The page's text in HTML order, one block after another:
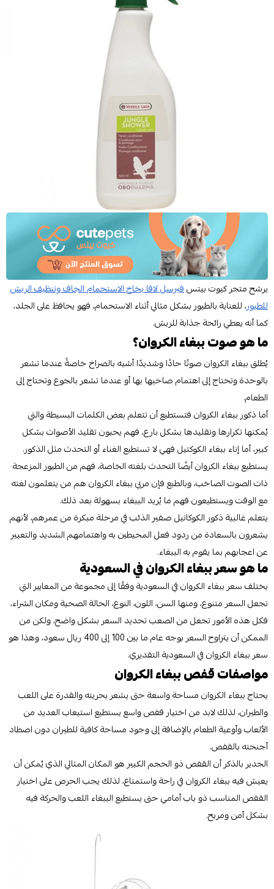
يرشح متجر كيوت بيتسفيرسل لاقا بخاخ الاستحمام الجاف وتنظيف الريش
للطيور، للعناية بالطيور بشكل مثالي أثناء الاستحمام، فهو يحافظ على الجلد،
كما أنه يعطي رائحة جذابة للريش.
ما هو صوت ببغاء الكروان؟
يُطلق ببغاء الكروان صوتًا حادًا وشديدًا أشبه بالصراخ خاصةً عندما تشعر
بالوحدة وتحتاج إلى اهتمام صاحبها بها أو عندما تشعر بالجوع وتحتاج إلى
الطعام.
أما ذكور ببغاء الكروان فتستطيع أن تتعلم بعض الكلمات البسيطة والتي
يُمكنها تكرارها وتقليدها بشكل بارع، فهم يحبون تقليد الأصوات بشكل
كبير، أما إناء ببغاء الكوكتيل فهي لا تستطيع الغناء أو التحدث مثل الذكور.
يستطيع ببغاء الكروان أيضًا التحدث بلغته الخاصة، فهم من الطيور المزعجة
ذات الصوت الصاخب، وبالطبع فإن مربي ببغاء الكروان هم من يتعلمون لغته
مع الوقت ويستطيعون فهم ما يُريد الببغاء بسهولة بعد ذلك.
يتعلم غالبية ذكور الكوكاتيل صفير الذئب في مرحلة مبكرة من عمرهم، لأنهم
يشعرون بالسعادة من ردود فعل المحيطين به واهتمامهم الشديد والتعبير
عن اعجابهم بما يقوم به الببغاء.
ما هو سعر ببغاء الكروان في السعودية
يختلف سعر ببغاء الكروان في السعودية وفقًا إلى مجموعة من المعايير التي
تجعل السعر متنوع، ومنها السن، اللون، النوع، الحالة الصحية ومكان الشراء،
فكل هذه الأمور تجعل من الصعب تحديد السعر بشكل واضح، ولكن من
الممكن أن يتراوح السعر بوجه عام ما بين 100 إلى 400 ريال سعود، وهذا هو
سعر ببغاء الكروان في السعودية التقديري.
مواصفات قفص ببغاء الكروان
يحتاج ببغاء الكروان مساحة واسعة حتى يشعر بحريته والقدرة على اللعب
والطيران، لذلك لابد من اختيار قفص واسع يستطيع استيعاب العديد من
الألعاب وأوعية الطعام بالإضافة إلى وجود مساحة كافية للطيران دون اصطاد
أجنحته بالقفص.
الجدير بالذكر أن القفص ذو الحجم الكبير هو المكان المثالي الذي يُمكن أن
يعيش فيه ببغاء الكروان في راحة واستمتاع، لذلك يجب الحرص على اختيار
القفص المناسب ذو باب أمامي حتى يستطيع الببغاء اللعب والحركة فيه
بشكل آمن ومريح.